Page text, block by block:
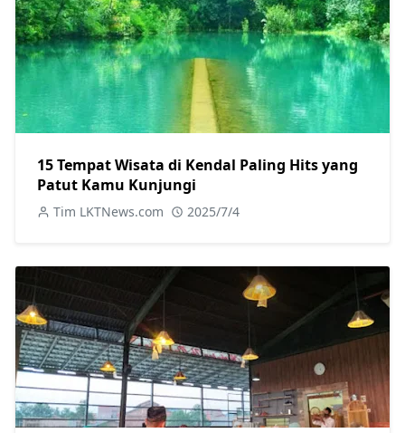
15 Tempat Wisata di Kendal Paling Hits yang
Patut Kamu Kunjungi
Tim LKTNews.com 2025/7/4